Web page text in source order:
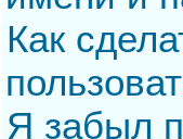
Как
Я забыл